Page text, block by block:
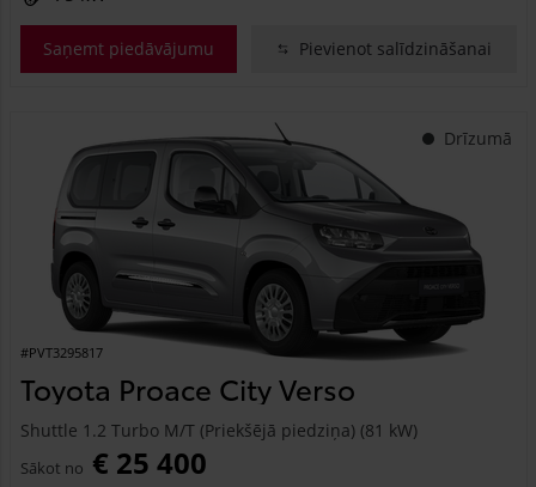
Saņemt piedāvājumu Pievienot salīdzināšanai
Drīzumā
#PVT3295817
Toyota Proace City Verso
Shuttle 1.2 Turbo M/T (Priekšējā piedziņa) (81 kW)
Sākot no € 25 400